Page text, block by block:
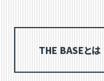
THE BASEとは